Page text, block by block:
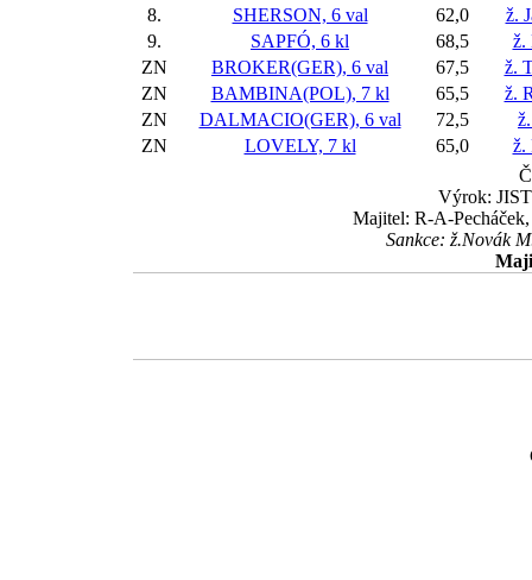
8.
SHERSON, 6 val 62,0
ž.
9.
SAPFÓ, 6 kl 68,5
ž.
ZN
BROKER(GER), 6 val 67,5
ž.
ZN
BAMBINA(POL), 7 kl 65,5
ž.
ZN
DALMACIO(GER), 6 val 72,5
ZN
LOVELY, 7 kl 65,0
ž.
Výrok:
Majitel: R-A-
Sankce: ž.Novák